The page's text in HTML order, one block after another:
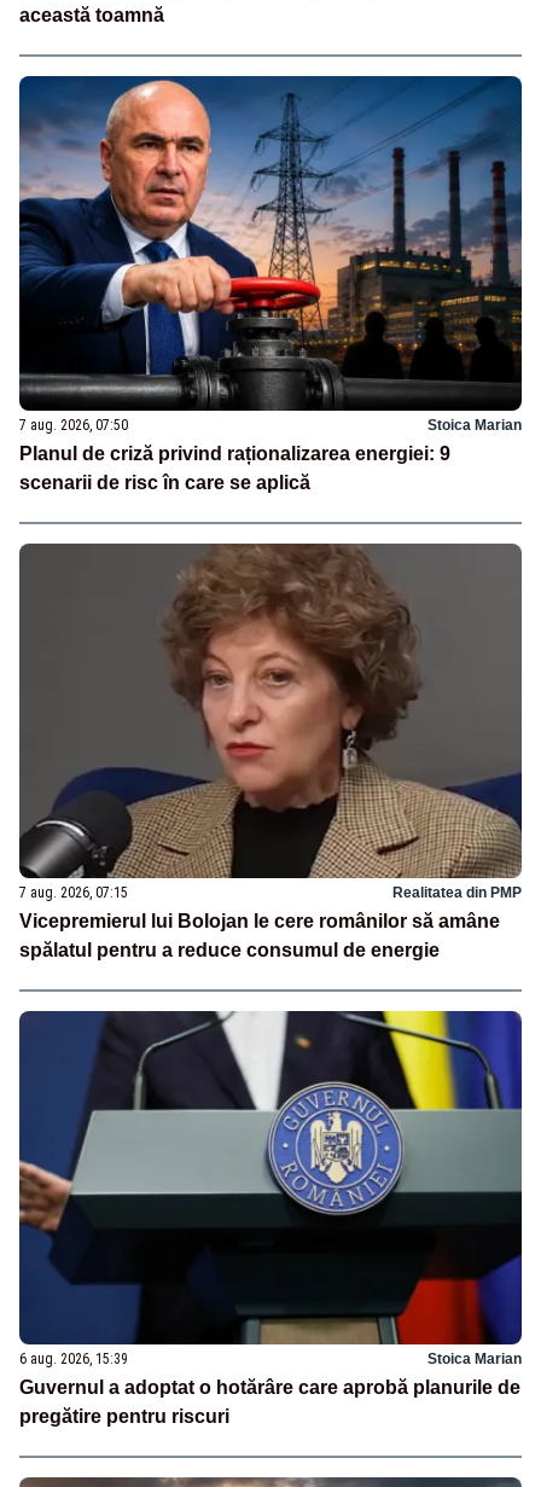
această toamnă
7 aug. 2026, 07:50 Stoica Marian
Planul de criză privind raționalizarea energiei: 9
scenarii de risc în care se aplică
7 aug. 2026, 07:15 Realitatea din PMP
Vicepremierul lui Bolojan le cere românilor să amâne
spălatul pentru a reduce consumul de energie
6 aug. 2026, 15:39 Stoica Marian
Guvernul a adoptat o hotărâre care aprobă planurile de
pregătire pentru riscuri